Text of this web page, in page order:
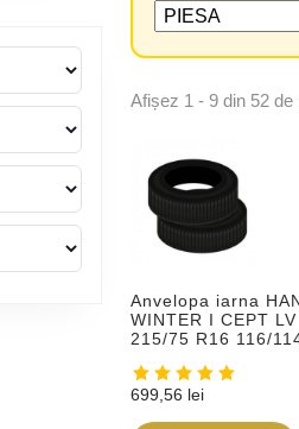
Afișez 1 - 9 din 52 de
Anvelopa iarna
WINTER I CEPT
215/75 R16 116/
699,56 lei